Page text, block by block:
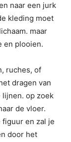
naar een jurk
kleding moet
maar
en plooien.
ruches, of
dragen van
op zoek
de vloer.
en zal je
door het